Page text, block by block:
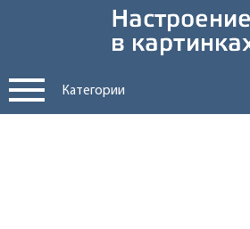
Категории